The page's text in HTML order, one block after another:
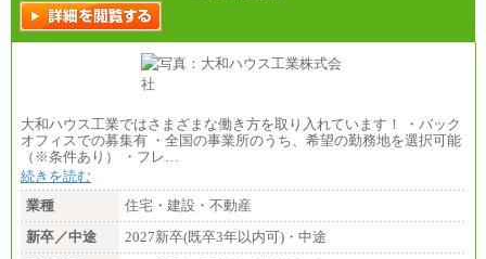
大和ハウス工業ではさまざまな働き方を取り入れています！ ・バック
オフィスでの募集有 ・全国の事業所のうち、希望の勤務地を選択可能
（※条件あり） ・フレ…
続きを読む
業種
住宅・建設・不動産
新卒／中途
2027新卒(既卒3年以内可)・中途